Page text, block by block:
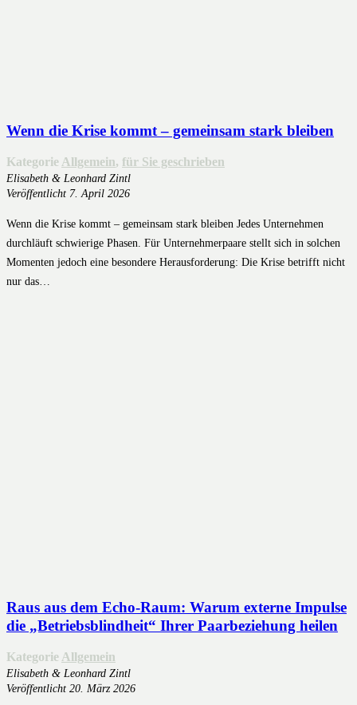
Wenn die Krise kommt – gemeinsam stark bleiben
Kategorie Allgemein, für Sie geschrieben
Elisabeth & Leonhard Zintl
Veröffentlicht 7. April 2026
Wenn die Krise kommt – gemeinsam stark bleiben Jedes Unternehmen
durchläuft schwierige Phasen. Für Unternehmerpaare stellt sich in solchen
Momenten jedoch eine besondere Herausforderung: Die Krise betrifft nicht
nur das…
Raus aus dem Echo-Raum: Warum externe Impulse
die „Betriebsblindheit“ Ihrer Paarbeziehung heilen
Kategorie Allgemein
Elisabeth & Leonhard Zintl
Veröffentlicht 20. März 2026